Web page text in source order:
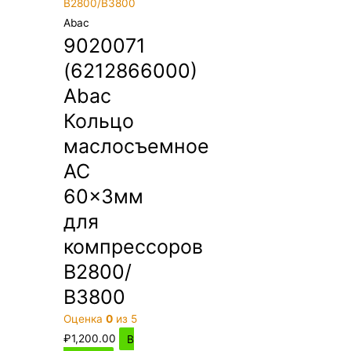
Abac
9020071
(6212866000)
Abac
Кольцо
маслосъемное
AC
60×3мм
для
компрессоров
В2800/
В3800
Оценка0 из 5
₽1,200.00
В